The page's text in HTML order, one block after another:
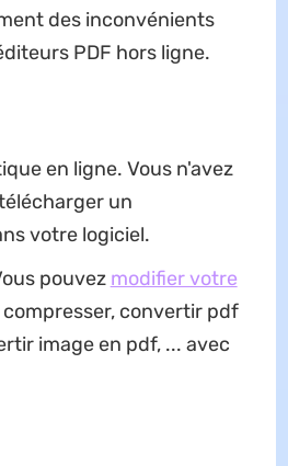
des inconvénients
PDF hors ligne.
en ligne. Vous n'avez
un
votre logiciel.
pouvez modifier votre
convertir pdf
image en pdf, ... avec